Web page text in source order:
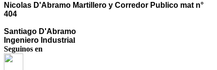
Nicolas D'Abramo Martillero y Corredor Publico mat n°
404
Santiago D'Abramo
Ingeniero Industrial
Seguinos en